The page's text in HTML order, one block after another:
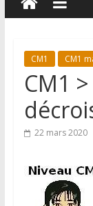
CM1 CM1
CM1
22 mars 2020